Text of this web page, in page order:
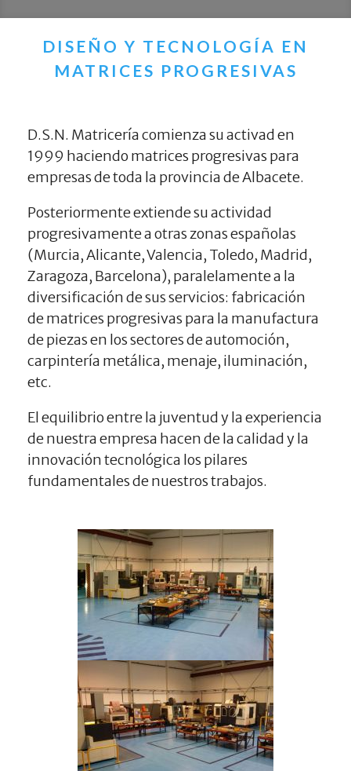
DISEÑO Y TECNOLOGÍA EN
MATRICES PROGRESIVAS
D.S.N. Matricería comienza su activad en
1999 haciendo matrices progresivas para
empresas de toda la provincia de Albacete.
Posteriormente extiende su actividad
progresivamente a otras zonas españolas
(Murcia, Alicante, Valencia, Toledo, Madrid,
Zaragoza, Barcelona), paralelamente a la
diversificación de sus servicios: fabricación
de matrices progresivas para la manufactura
de piezas en los sectores de automoción,
carpintería metálica, menaje, iluminación,
etc.
El equilibrio entre la juventud y la experiencia
de nuestra empresa hacen de la calidad y la
innovación tecnológica los pilares
fundamentales de nuestros trabajos.